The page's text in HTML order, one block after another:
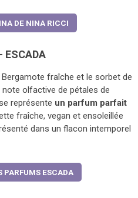
DE NINA RICCI
ESCADA
fraîche et le sorbet de
olfactive de pétales de
représente un parfum parfait
fraîche, vegan et ensoleillée
dans un flacon intemporel
PARFUMS ESCADA